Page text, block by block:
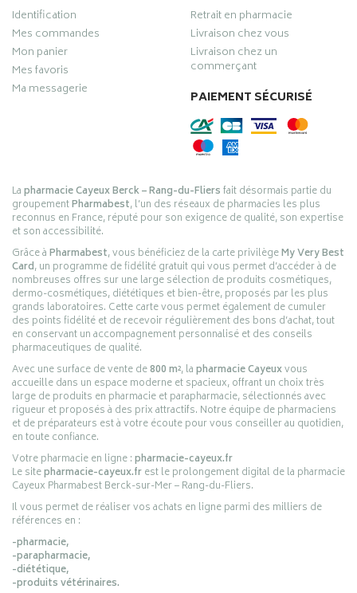
Identification
Mes commandes
Mon panier
Mes favoris
Ma messagerie
Retrait en pharmacie
Livraison chez vous
Livraison chez un
commerçant
PAIEMENT SÉCURISÉ
Lapharmacie Cayeux Berck – Rang-du-Fliersfait désormais partie du
groupementPharmabest, l’un des réseaux de pharmacies les plus
reconnus en France, réputé pour son exigence de qualité, son expertise
et son accessibilité.
Grâce àPharmabest, vous bénéficiez de la carte privilègeMy Very Best
Card, un programme de fidélité gratuit qui vous permet d’accéder à de
nombreuses offres sur une large sélection de produits cosmétiques,
dermo-cosmétiques, diététiques et bien-être, proposés par les plus
grands laboratoires. Cette carte vous permet également de cumuler
des points fidélité et de recevoir régulièrement des bons d’achat, tout
en conservant un accompagnement personnalisé et des conseils
pharmaceutiques de qualité.
Avec une surface de vente de800 m², lapharmacie Cayeuxvous
accueille dans un espace moderne et spacieux, offrant un choix très
large de produits en pharmacie et parapharmacie, sélectionnés avec
rigueur et proposés à des prix attractifs. Notre équipe de pharmaciens
et de préparateurs est à votre écoute pour vous conseiller au quotidien,
en toute confiance.
Votre pharmacie en ligne :pharmacie-cayeux.fr
Le sitepharmacie-cayeux.frest le prolongement digital de la pharmacie
Cayeux Pharmabest Berck-sur-Mer – Rang-du-Fliers.
Il vous permet de réaliser vos achats en ligne parmi des milliers de
références en :
-pharmacie,
-parapharmacie,
-diététique,
-produits vétérinaires.